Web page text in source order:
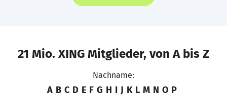
21 Mio. XING Mitglieder, von A bis Z
Nachname:
A B C D E F G H I J K L M N O P